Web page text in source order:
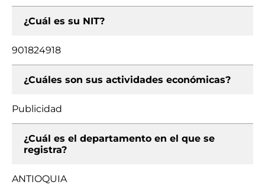
¿Cuál es su NIT?
901824918
¿Cuáles son sus actividades económicas?
Publicidad
¿Cuál es el departamento en el que se
registra?
ANTIOQUIA